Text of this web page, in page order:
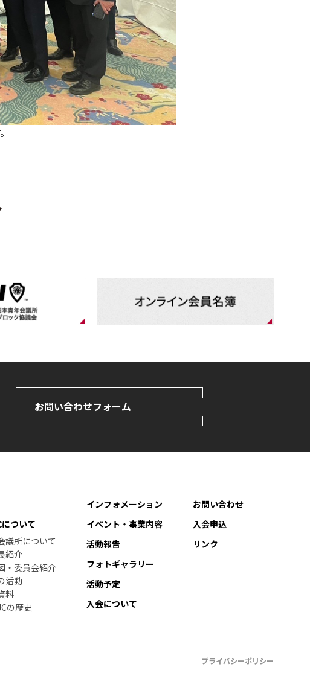
お問い合わせフォーム
ついて
議所について
紹介
・委員会紹介
活動
料
の歴史
インフォメーション
イベント・事業内容
活動報告
フォトギャラリー
活動予定
入会について
お問い合わせ
入会申込
リンク
プライバシーポリシー